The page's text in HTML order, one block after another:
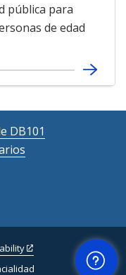
pública para
de edad
Ayuda
DB101